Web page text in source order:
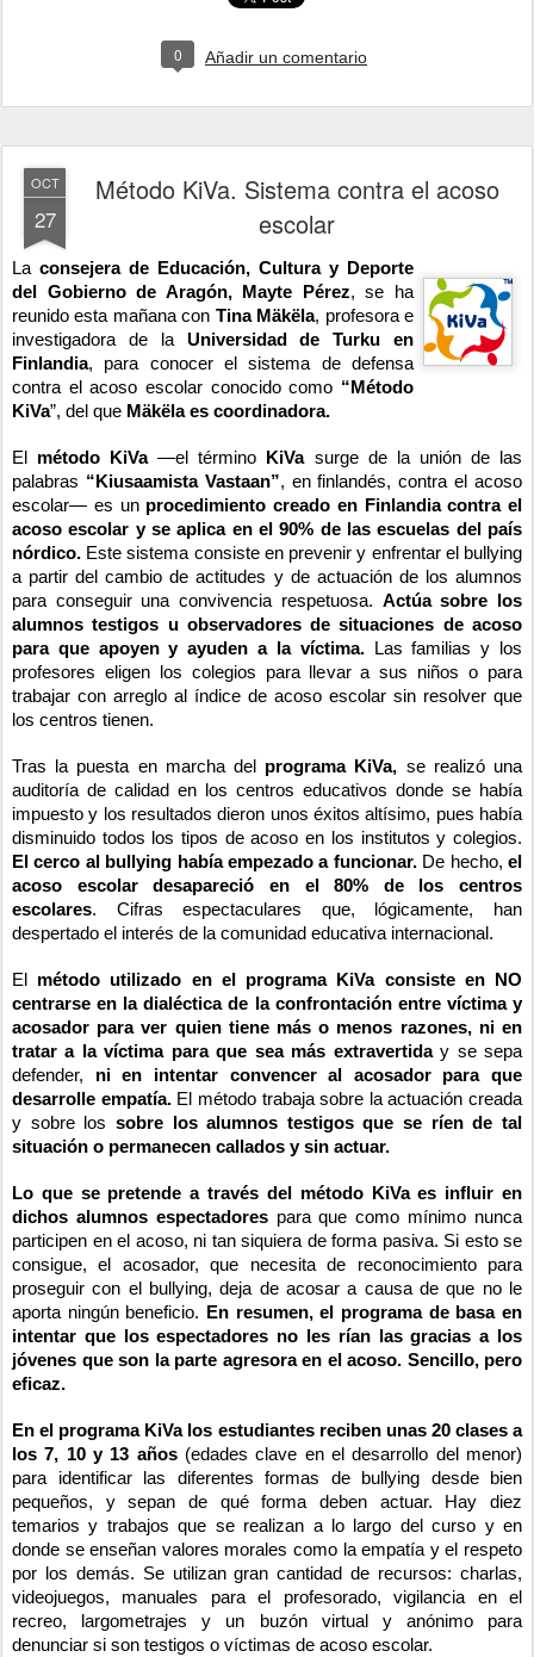
0 Añadir un comentario
OCT
27
Método KiVa. Sistema contra el acoso
escolar
La consejera de Educación, Cultura y Deporte
del Gobierno de Aragón, Mayte Pérez, se ha
reunido esta mañana con Tina Mäkëla, profesora e
investigadora de la Universidad de Turku en
Finlandia, para conocer el sistema de defensa
contra el acoso escolar conocido como “Método
KiVa”, del que Mäkëla es coordinadora.
El método KiVa—el término KiVasurge de la unión de las
palabras “Kiusaamista Vastaan”, en finlandés, contra el acoso
escolar— es un procedimiento creado en Finlandia contra el
acoso escolar y se aplica en el 90% de las escuelas del país
nórdico. Este sistema consiste en prevenir y enfrentar el bullying
a partir del cambio de actitudes y de actuación de los alumnos
para conseguir una convivencia respetuosa. Actúa sobre los
alumnos testigos u observadores de situaciones de acoso
para que apoyen y ayuden a la víctima.Las familias y los
profesores eligen los colegios para llevar a sus niños o para
trabajar con arreglo al índice de acoso escolar sin resolver que
los centros tienen.
Tras la puesta en marcha del programa KiVa, se realizó una
auditoría de calidad en los centros educativos donde se había
impuesto y los resultados dieron unos éxitos altísimo, pues había
disminuido todos los tipos de acoso en los institutos y colegios.
El cerco al bullying había empezado a funcionar.De hecho,el
acoso escolar desapareció en el 80% de los centros
escolares. Cifras espectaculares que, lógicamente, han
despertado el interés de la comunidad educativa internacional.
El método utilizado en el programa KiVa consiste en NO
centrarse en la dialéctica de la confrontación entre víctima y
acosador para ver quien tiene más o menos razones, ni en
tratar a la víctima para que sea más extravertiday se sepa
defender, ni en intentar convencer al acosador para que
desarrolle empatía.El método trabaja sobre la actuación creada
y sobre los sobre los alumnos testigos que se ríen de tal
situación o permanecen callados y sin actuar.
Lo que se pretende a través del método KiVa es influir en
dichos alumnos espectadorespara que como mínimo nunca
participen en el acoso, ni tan siquiera de forma pasiva. Si esto se
consigue, el acosador, que necesita de reconocimiento para
proseguir con el bullying, deja de acosar a causa de que no le
aporta ningún beneficio.
En resumen, el programa de basa en
intentar que los espectadores no les rían las gracias a los
jóvenes que son la parte agresora en el acoso. Sencillo, pero
eficaz.
En el programa KiVa los estudiantes reciben unas 20 clases a
los 7, 10 y 13 años (edades clave en el desarrollo del menor)
para identificar las diferentes formas de bullying desde bien
pequeños, y sepan de qué forma deben actuar. Hay diez
temarios y trabajos que se realizan a lo largo del curso y en
donde se enseñan valores morales como la empatía y el respeto
por los demás. Se utilizan gran cantidad de recursos: charlas,
videojuegos, manuales para el profesorado, vigilancia en el
recreo, largometrajes y un buzón virtual y anónimo para
denunciar si son testigos o víctimas de acoso escolar.